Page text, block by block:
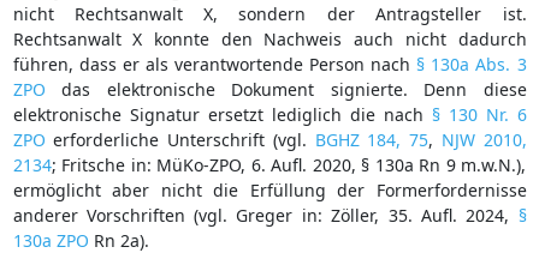
nicht Rechtsanwalt X, sondern der Antragsteller ist.
Rechtsanwalt X konnte den Nachweis auch nicht dadurch
führen, dass er als verantwortende Person nach § 130a Abs. 3
ZPO das elektronische Dokument signierte. Denn diese
elektronische Signatur ersetzt lediglich die nach § 130 Nr. 6
ZPO erforderliche Unterschrift (vgl. BGHZ 184, 75, NJW 2010,
2134; Fritsche in: MüKo-ZPO, 6. Aufl. 2020, § 130a Rn 9 m.w.N.),
ermöglicht aber nicht die Erfüllung der Formerfordernisse
anderer Vorschriften (vgl. Greger in: Zöller, 35. Aufl. 2024, §
130a ZPO Rn 2a).